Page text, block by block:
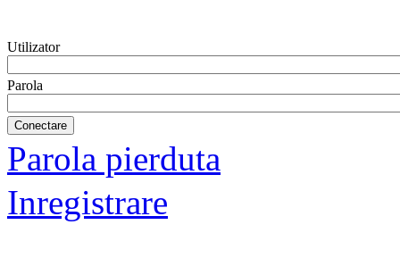
Utilizator
Parola
Parola pierduta
Inregistrare